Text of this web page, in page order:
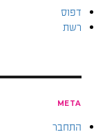
דפוס
רשת
META
התחבר